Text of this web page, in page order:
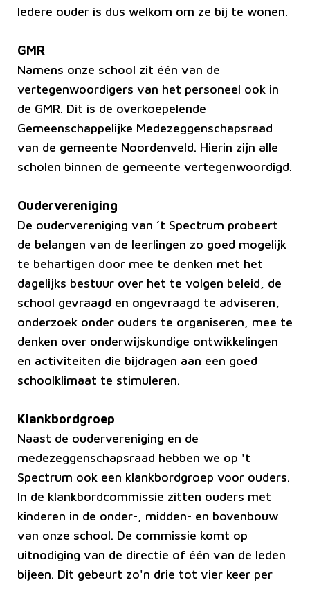
Iedere ouder is dus welkom om ze bij te wonen.
GMR
Namens onze school zit één van de
vertegenwoordigers van het personeel ook in
de GMR. Dit is de overkoepelende
Gemeenschappelijke Medezeggenschapsraad
van de gemeente Noordenveld. Hierin zijn alle
scholen binnen de gemeente vertegenwoordigd.
Oudervereniging
De oudervereniging van ’t Spectrum probeert
de belangen van de leerlingen zo goed mogelijk
te behartigen door mee te denken met het
dagelijks bestuur over het te volgen beleid, de
school gevraagd en ongevraagd te adviseren,
onderzoek onder ouders te organiseren, mee te
denken over onderwijskundige ontwikkelingen
en activiteiten die bijdragen aan een goed
schoolklimaat te stimuleren.
Klankbordgroep
Naast de oudervereniging en de
medezeggenschapsraad hebben we op 't
Spectrum ook een klankbordgroep voor ouders.
In de klankbordcommissie zitten ouders met
kinderen in de onder-, midden- en bovenbouw
van onze school. De commissie komt op
uitnodiging van de directie of één van de leden
bijeen. Dit gebeurt zo'n drie tot vier keer per